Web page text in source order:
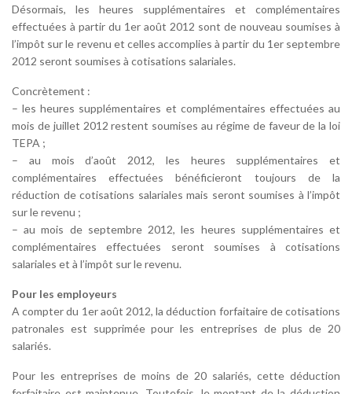
Désormais, les heures supplémentaires et complémentaires
effectuées à partir du 1er août 2012 sont de nouveau soumises à
l’impôt sur le revenu et celles accomplies à partir du 1er septembre
2012 seront soumises à cotisations salariales.
Concrètement :
– les heures supplémentaires et complémentaires effectuées au
mois de juillet 2012 restent soumises au régime de faveur de la loi
TEPA ;
– au mois d’août 2012, les heures supplémentaires et
complémentaires effectuées bénéficieront toujours de la
réduction de cotisations salariales mais seront soumises à l’impôt
sur le revenu ;
– au mois de septembre 2012, les heures supplémentaires et
complémentaires effectuées seront soumises à cotisations
salariales et à l’impôt sur le revenu.
Pour les employeurs
A compter du 1er août 2012, la déduction forfaitaire de cotisations
patronales est supprimée pour les entreprises de plus de 20
salariés.
Pour les entreprises de moins de 20 salariés, cette déduction